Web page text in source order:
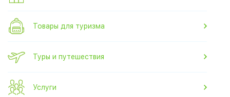
Товары для туризма
Туры и путешествия
Услуги